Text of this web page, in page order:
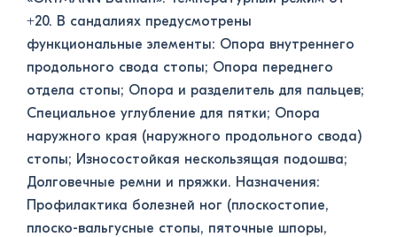
+20. В сандалиях предусмотрены
функциональные элементы: Опора внутреннего
продольного свода стопы; Опора переднего
отдела стопы; Опора и разделитель для пальцев;
Специальное углубление для пятки; Опора
наружного края (наружного продольного свода)
стопы; Износостойкая нескользящая подошва;
Долговечные ремни и пряжки. Назначения:
Профилактика болезней ног (плоскостопие,
плоско-вальгусные стопы, пяточные шпоры,